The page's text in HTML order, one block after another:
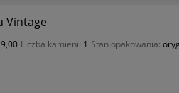
Vintage
Liczba kamieni: 1 Stan opakowania: